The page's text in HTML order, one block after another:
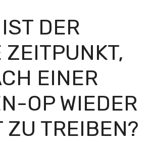
DER
ZEITPUNKT,
EINER
OP WIEDER
ZU TREIBEN?